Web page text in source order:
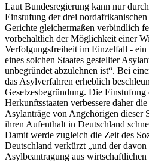
Laut Bundesregierung kann nur
Einstufung der drei
Gerichte gleichermaßen verbindlich
vorbehaltlich der Möglichkeit einer
Verfolgungsfreiheit im Einzelfall - ein
eines solchen Staates gestellter
unbegründet abzulehnen ist“. Bei
das Asylverfahren erheblich
Gesetzesbegründung. Die
Herkunftsstaaten verbessere daher
Asylanträge von Angehörigen dieser
ihren Aufenthalt in Deutschland
Damit werde zugleich die Zeit des
Deutschland verkürzt „und der
Asylbeantragung aus